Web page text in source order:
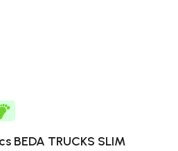
BEDA TRUCKS SLIM